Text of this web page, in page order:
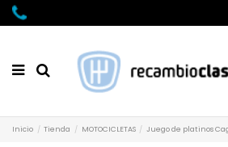
Inicio Tienda MOTOCICLETAS Juego de platinos